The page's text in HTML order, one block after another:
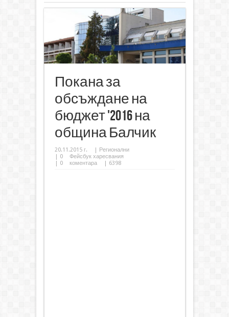
Покана за
обсъждане на
бюджет '2016 на
община Балчик
20.11.2015 г.
Регионални
0
Фейсбук харесвания
0 коментара | 6398